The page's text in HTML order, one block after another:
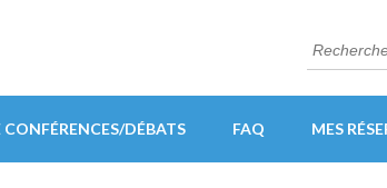
CONFÉRENCES/DÉBATS FAQ MES